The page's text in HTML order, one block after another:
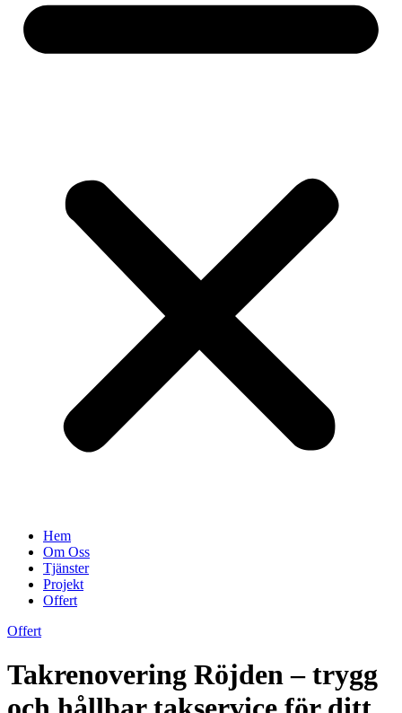
Hem
Om Oss
Tjänster
Projekt
Offert
Offert
Takrenovering Röjden – trygg